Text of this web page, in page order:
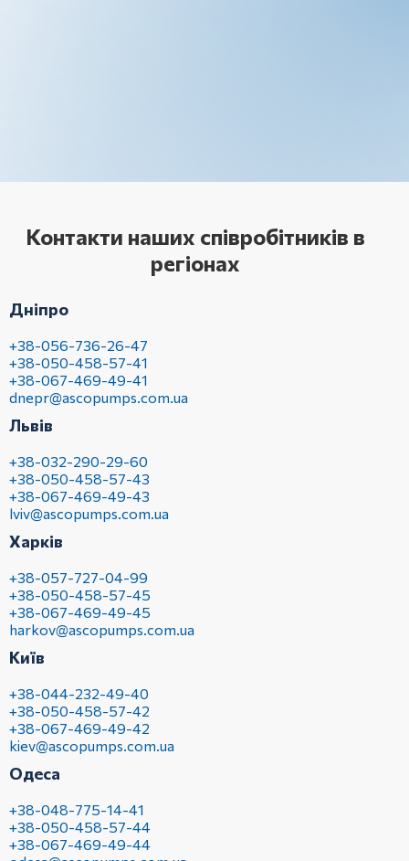
Контакти наших співробітників в
регіонах
Дніпро
+38-056-736-26-47
+38-050-458-57-41
+38-067-469-49-41
dnepr@ascopumps.com.ua
Львів
+38-032-290-29-60
+38-050-458-57-43
+38-067-469-49-43
lviv@ascopumps.com.ua
Харків
+38-057-727-04-99
+38-050-458-57-45
+38-067-469-49-45
harkov@ascopumps.com.ua
Київ
+38-044-232-49-40
+38-050-458-57-42
+38-067-469-49-42
kiev@ascopumps.com.ua
Одеса
+38-048-775-14-41
+38-050-458-57-44
+38-067-469-49-44